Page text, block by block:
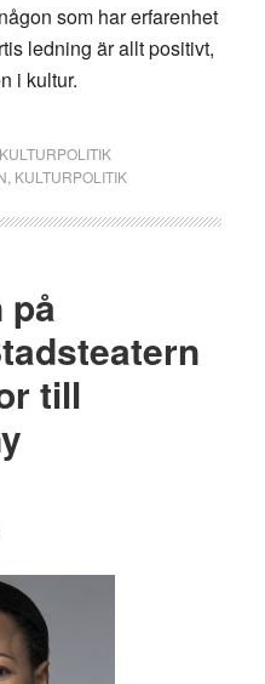
som har erfarenhet
ledning är allt positivt,
i kultur.
KULTURPOLITIK
KULTURPOLITIK
på
till